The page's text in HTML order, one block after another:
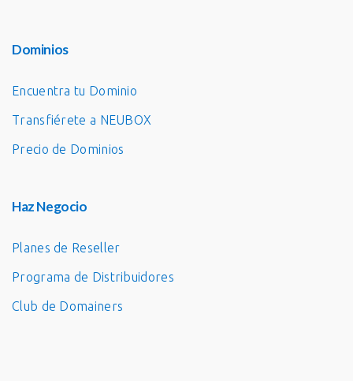
Dominios
Encuentra tu Dominio
Transfiérete a NEUBOX
Precio de Dominios
Haz Negocio
Planes de Reseller
Programa de Distribuidores
Club de Domainers